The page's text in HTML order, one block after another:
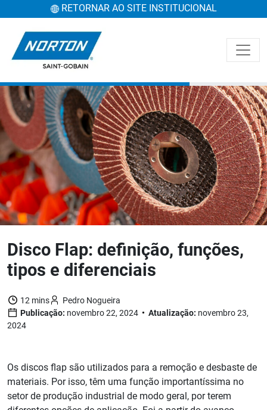
RETORNAR AO SITE INSTITUCIONAL
Disco Flap: definição, funções,
tipos e diferenciais
12 mins
Pedro Nogueira
Publicação: novembro 22, 2024 Atualização: novembro 23,
2024
Os discos flap são utilizados para a remoção e desbaste de
materiais. Por isso, têm uma função importantíssima no
setor de produção industrial de modo geral, por terem